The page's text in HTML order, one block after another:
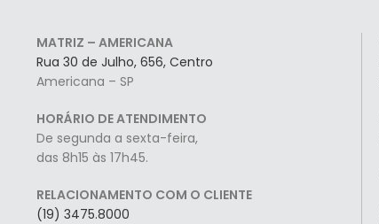
MATRIZ – AMERICANA
Rua 30 de Julho, 656, Centro
Americana – SP
HORÁRIO DE ATENDIMENTO
De segunda a sexta-feira,
das 8h15 às 17h45.
RELACIONAMENTO COM O CLIENTE
(19) 3475.8000